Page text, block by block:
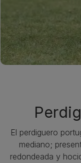
El perdiguero
mediano;
redondeada y